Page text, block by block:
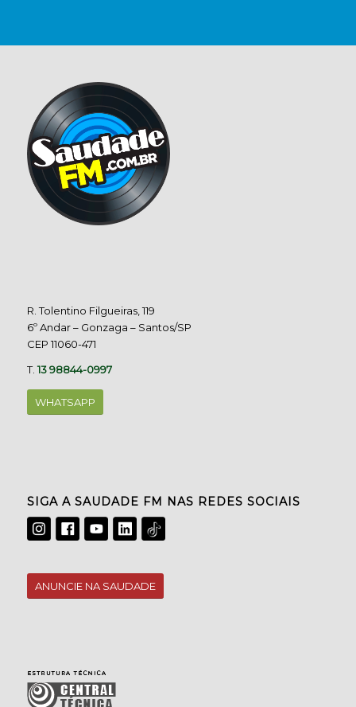
R. Tolentino Filgueiras, 119
6º Andar – Gonzaga – Santos/SP
CEP 11060-471
T.13 98844-0997
WHATSAPP
SIGA A SAUDADE FM NAS REDES SOCIAIS
ANUNCIE NA SAUDADE